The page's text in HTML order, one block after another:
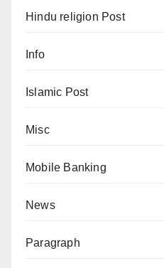
Hindu religion Post
Info
Islamic Post
Misc
Mobile Banking
News
Paragraph